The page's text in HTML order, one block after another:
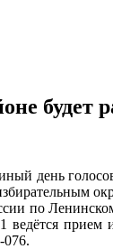
будет
день
по
прием
076.